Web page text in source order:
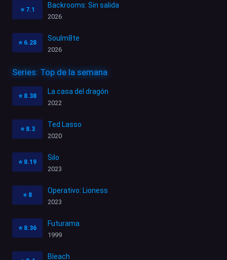
⭐ 7.1
Backrooms: Sin salida
2026
⭐ 6.28
Soulm8te
2026
Series: Top de la semana
⭐ 8.38
La casa del dragón
2022
⭐ 8.3
Ted Lasso
2020
⭐ 8.19
Silo
2023
⭐ 8
Operativo: Lioness
2023
⭐ 8.36
Futurama
1999
Bleach